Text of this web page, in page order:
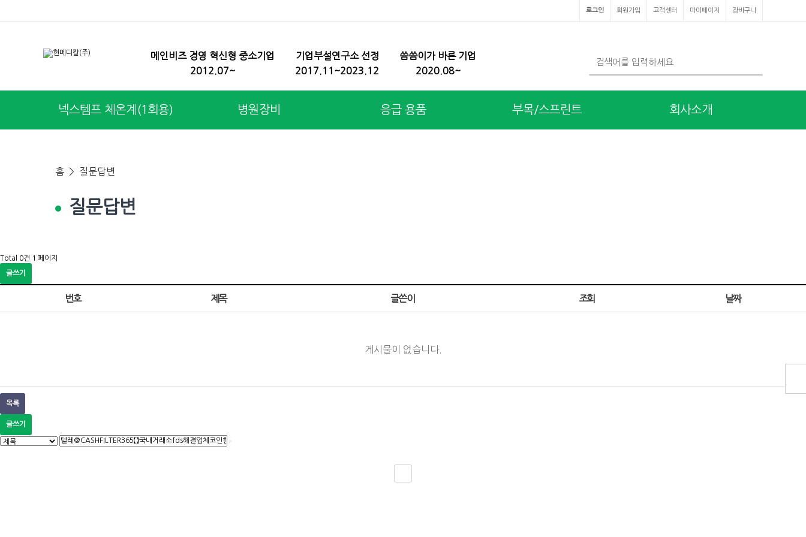
장바구니
마이페이지
고객센터
회원가입
로그인
메인비즈 경영 혁신형 중소기업
2012.07~
기업부설연구소 선정
2017.11~2023.12
씀씀이가 바른 기업
2020.08~
넥스템프 체온계(1회용) 병원장비 응급 용품 부목/스프린트 회사소개
홈 > 질문답변
질문답변
Total 0건 1 페이지
글쓰기
번호 제목 글쓴이 조회 날짜
게시물이 없습니다.
목록
글쓰기